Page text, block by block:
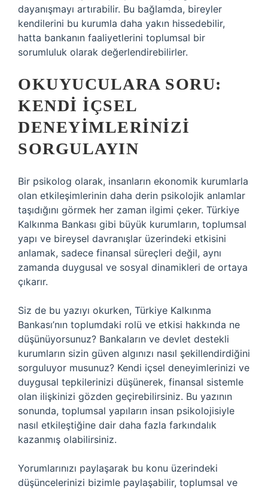
dayanışmayı artırabilir. Bu bağlamda, bireyler
kendilerini bu kurumla daha yakın hissedebilir,
hatta bankanın faaliyetlerini toplumsal bir
sorumluluk olarak değerlendirebilirler.
OKUYUCULARA SORU:
KENDI İÇSEL
DENEYIMLERINIZI
SORGULAYIN
Bir psikolog olarak, insanların ekonomik kurumlarla
olan etkileşimlerinin daha derin psikolojik anlamlar
taşıdığını görmek her zaman ilgimi çeker. Türkiye
Kalkınma Bankası gibi büyük kurumların, toplumsal
yapı ve bireysel davranışlar üzerindeki etkisini
anlamak, sadece finansal süreçleri değil, aynı
zamanda duygusal ve sosyal dinamikleri de ortaya
çıkarır.
Siz de bu yazıyı okurken, Türkiye Kalkınma
Bankası’nın toplumdaki rolü ve etkisi hakkında ne
düşünüyorsunuz? Bankaların ve devlet destekli
kurumların sizin güven algınızı nasıl şekillendirdiğini
sorguluyor musunuz? Kendi içsel deneyimlerinizi ve
duygusal tepkilerinizi düşünerek, finansal sistemle
olan ilişkinizi gözden geçirebilirsiniz. Bu yazının
sonunda, toplumsal yapıların insan psikolojisiyle
nasıl etkileştiğine dair daha fazla farkındalık
kazanmış olabilirsiniz.
Yorumlarınızı paylaşarak bu konu üzerindeki
düşüncelerinizi bizimle paylaşabilir, toplumsal ve